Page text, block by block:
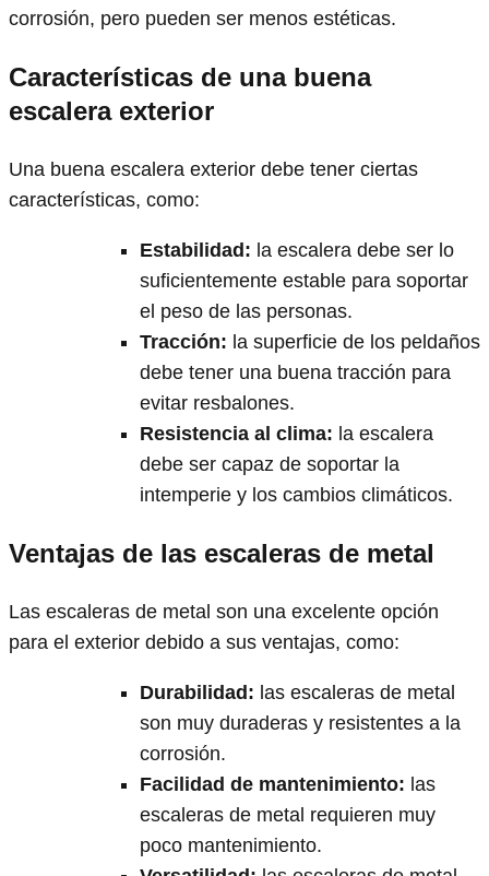
corrosión, pero pueden ser menos estéticas.
Características de una buena
escalera exterior
Una buena escalera exterior debe tener ciertas
características, como:
Estabilidad: la escalera debe ser lo
suficientemente estable para soportar
el peso de las personas.
Tracción: la superficie de los peldaños
debe tener una buena tracción para
evitar resbalones.
Resistencia al clima: la escalera
debe ser capaz de soportar la
intemperie y los cambios climáticos.
Ventajas de las escaleras de metal
Las escaleras de metal son una excelente opción
para el exterior debido a sus ventajas, como:
Durabilidad: las escaleras de metal
son muy duraderas y resistentes a la
corrosión.
Facilidad de mantenimiento: las
escaleras de metal requieren muy
poco mantenimiento.